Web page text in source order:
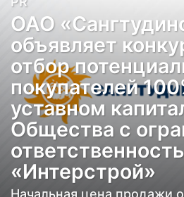
л
е
т
н
а
з
а
д
6
л
ОАО
объявляет
отбор
покупателей
уставном
Общества с
«Интерстрой»
Начальная цена продажи